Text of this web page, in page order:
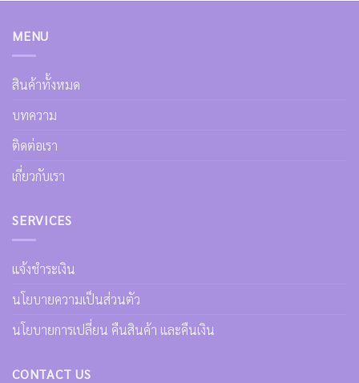
MENU
สินค้าทั้งหมด
บทความ
ติดต่อเรา
เกี่ยวกับเรา
SERVICES
แจ้งชำระเงิน
นโยบายความเป็นส่วนตัว
นโยบายการเปลี่ยน คืนสินค้า และคืนเงิน
CONTACT US